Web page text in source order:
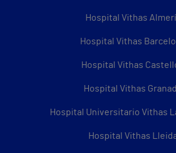
Hospital Vithas
Hospital Vithas
Hospital Vithas
Hospital Vithas
Hospital Universitario Vithas
Hospital Vithas